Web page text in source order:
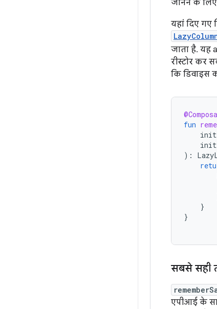
जानने के
यहां दिए गए
जाता है. यह a
रीस्टोर कर
कि डिवाइस
fun
):
}
}
सबसे सही
एपीआई के